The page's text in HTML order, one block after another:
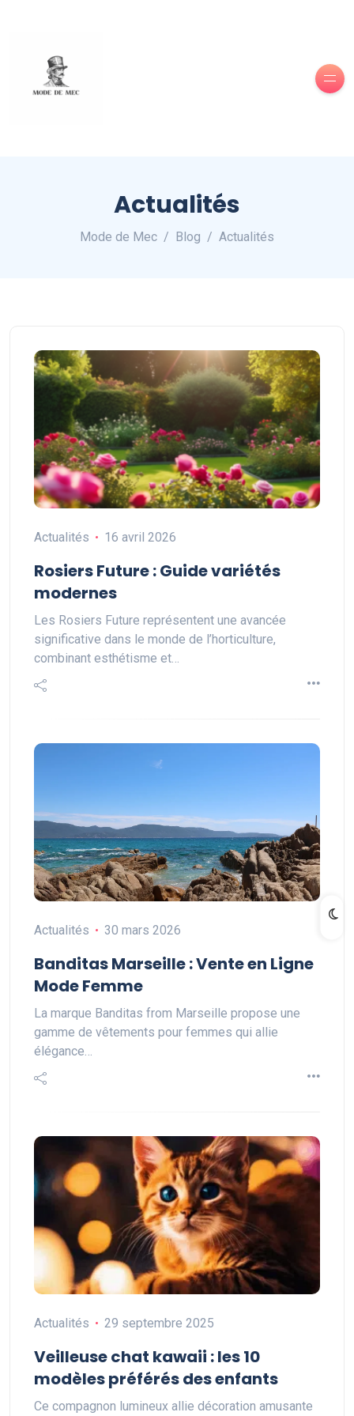
Actualités
Mode de Mec Blog Actualités
Actualités 16 avril 2026
Rosiers Future : Guide variétés
modernes
Les Rosiers Future représentent une avancée
significative dans le monde de l’horticulture,
combinant esthétisme et…
Actualités 30 mars 2026
Banditas Marseille : Vente en Ligne
Mode Femme
La marque Banditas from Marseille propose une
gamme de vêtements pour femmes qui allie
élégance…
Actualités 29 septembre 2025
Veilleuse chat kawaii : les 10
modèles préférés des enfants
Ce compagnon lumineux allie décoration amusante